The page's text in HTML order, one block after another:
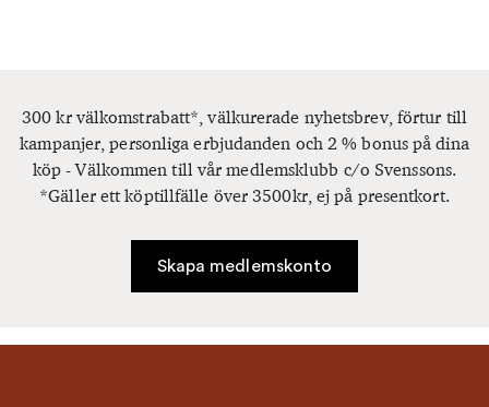
300 kr välkomstrabatt*, välkurerade nyhetsbrev, förtur till
kampanjer, personliga erbjudanden och 2 % bonus på dina
köp - Välkommen till vår medlemsklubb c/o Svenssons.
*Gäller ett köptillfälle över 3500kr, ej på presentkort.
Skapa medlemskonto